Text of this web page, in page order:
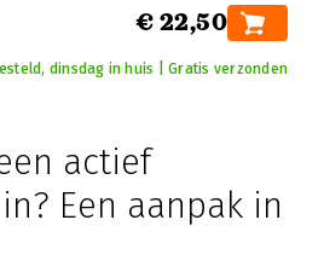
€ 22,50
dinsdag in huis | Gratis verzonden
actief
Een aanpak in